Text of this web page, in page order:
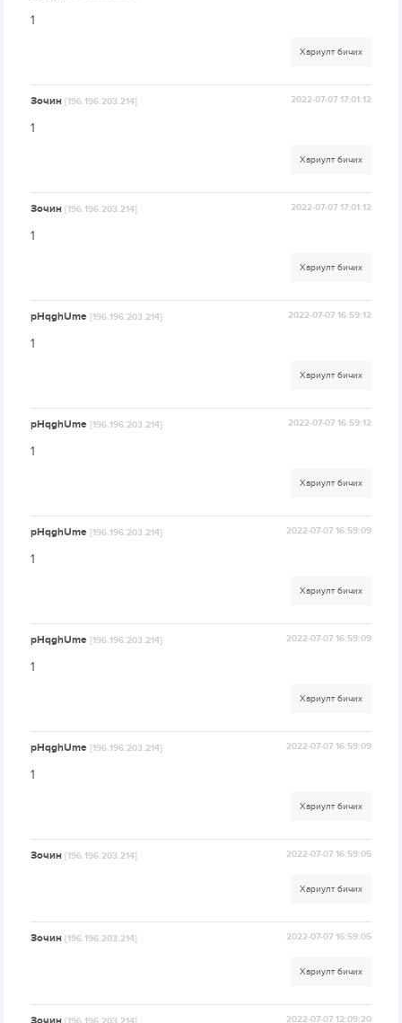
1
Хариулт бичих
Зочин[196.196.203.214] 2022-07-07 17:01:12
1
Хариулт бичих
Зочин[196.196.203.214] 2022-07-07 17:01:12
1
Хариулт бичих
pHqghUme[196.196.203.214] 2022-07-07 16:59:12
1
Хариулт бичих
pHqghUme[196.196.203.214] 2022-07-07 16:59:12
1
Хариулт бичих
pHqghUme[196.196.203.214] 2022-07-07 16:59:09
1
Хариулт бичих
pHqghUme[196.196.203.214] 2022-07-07 16:59:09
1
Хариулт бичих
pHqghUme[196.196.203.214] 2022-07-07 16:59:09
1
Хариулт бичих
Зочин[196.196.203.214] 2022-07-07 16:59:05
Хариулт бичих
Зочин[196.196.203.214] 2022-07-07 16:59:05
Хариулт бичих
2022-07-07 12:09:20